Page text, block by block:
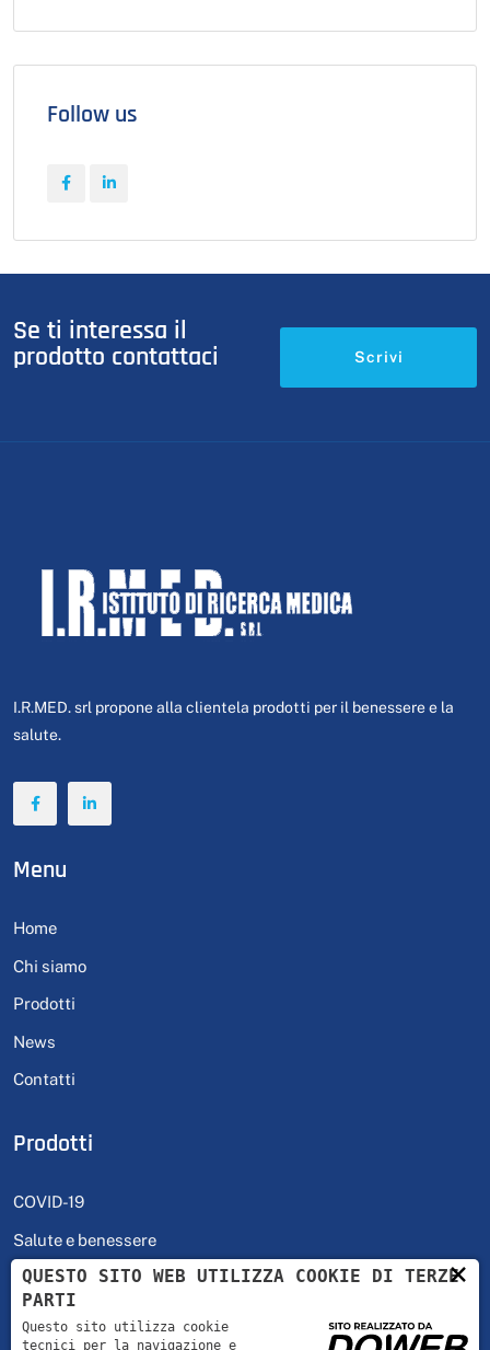
Follow us
Se ti interessa il
prodotto contattaci
Scrivi
I.R.MED. srl propone alla clientela prodotti per il benessere e la
salute.
Menu
Home
Chi siamo
Prodotti
News
Contatti
Prodotti
COVID-19
Salute e benessere
Self Test ×
QUESTO SITO WEB UTILIZZA COOKIE DI TERZE
PARTI
Questo sito utilizza cookie
tecnici per la navigazione e